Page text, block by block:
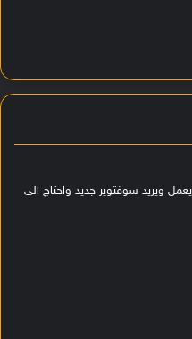
ويريد سوفتوير جديد واحتاج الى